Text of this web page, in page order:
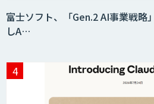
サテライトAI
富士ソフト、「Gen.2 AI事業戦略
しA…